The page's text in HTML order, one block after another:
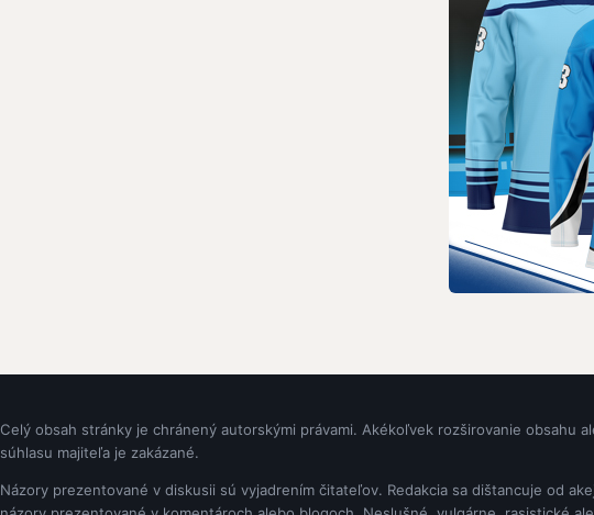
Celý obsah stránky je chránený autorskými právami. Akékoľvek rozširovanie obsahu
súhlasu majiteľa je zakázané.
Názory prezentované v diskusii sú vyjadrením čitateľov. Redakcia sa dištancuje od